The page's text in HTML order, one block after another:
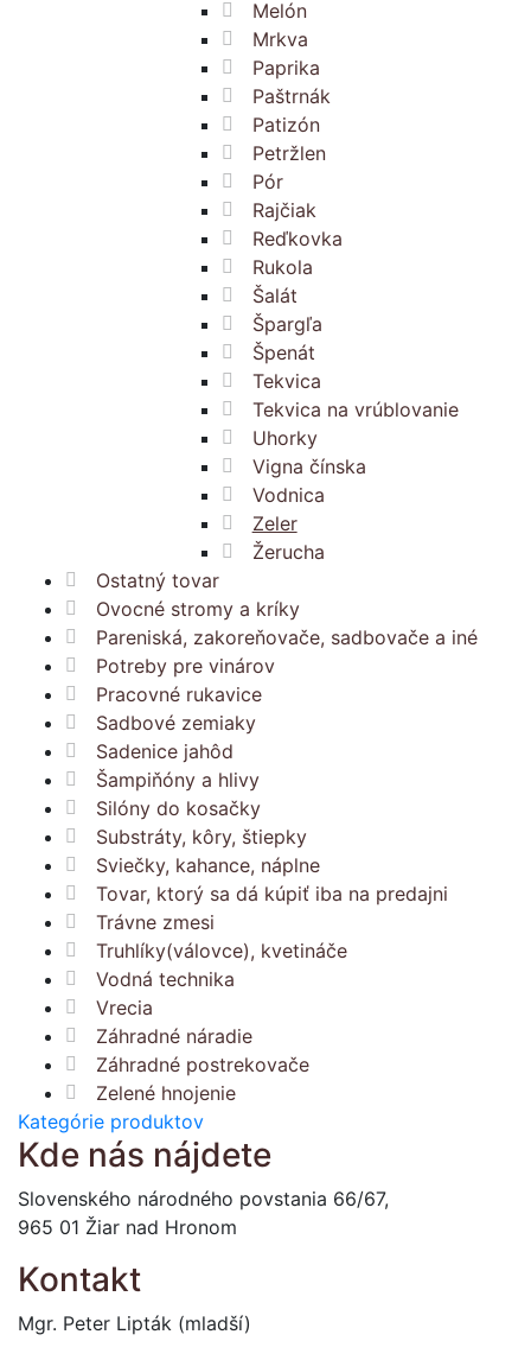
Melón
Mrkva
Paprika
Paštrnák
Patizón
Petržlen
Pór
Rajčiak
Reďkovka
Rukola
Šalát
Špargľa
Špenát
Tekvica
Tekvica na vrúblovanie
Uhorky
Vigna čínska
Vodnica
Zeler
Žerucha
Ostatný tovar
Ovocné stromy a kríky
Pareniská, zakoreňovače, sadbovače a iné
Potreby pre vinárov
Pracovné rukavice
Sadbové zemiaky
Sadenice jahôd
Šampiňóny a hlivy
Silóny do kosačky
Substráty, kôry, štiepky
Sviečky, kahance, náplne
Tovar, ktorý sa dá kúpiť iba na predajni
Trávne zmesi
Truhlíky(válovce), kvetináče
Vodná technika
Vrecia
Záhradné náradie
Záhradné postrekovače
Zelené hnojenie
Kategórie produktov
Kde nás nájdete
Slovenského národného povstania 66/67,
965 01 Žiar nad Hronom
Kontakt
Mgr. Peter Lipták (mladší)